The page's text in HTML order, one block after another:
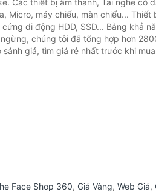
Các thiết bị âm thanh, Tai nghe có
Micro, máy chiếu, màn chiếu... Thiết
di động HDD, SSD... Bằng khả
chúng tôi đã tổng hợp hơn
giá, tìm giá rẻ nhất trước khi
Face Shop 360, Giá Vàng, Web Giá,